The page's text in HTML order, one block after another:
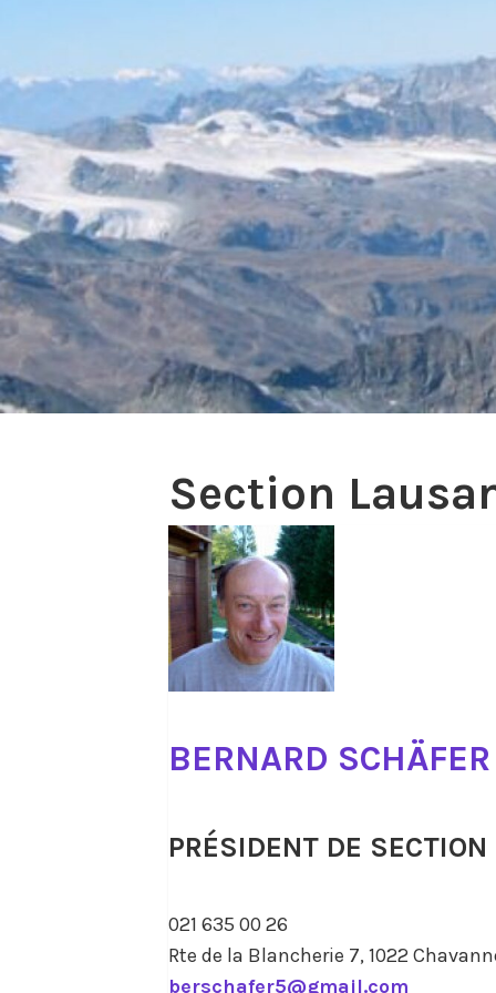
Section
BERNARD SCHÄFER
PRÉSIDENT DE SECTION
021 635 00 26
Rte de la Blancherie 7, 1022
berschafer5@gmail.com